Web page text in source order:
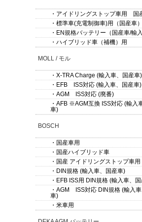
・アイドリングストップ車用 国
・標準車(充電制御車)用（国産車）
・EN規格バッテリー（国産車/輸入
・ハイブリッド車（補機）用
MOLL / モル
・X-TRA Charge (輸入車、国産車)
・EFB ISS対応 (輸入車、国産車)
・AGM ISS対応 (廃番)
・AFB ※AGM互換 ISS対応 (輸入
車)
BOSCH
・国産車用
・国産ハイブリッド車
・国産 アイドリングストップ車用
・DIN規格 (輸入車、国産車)
・EFB ISS用 DIN規格 (輸入車、
・AGM ISS対応 DIN規格 (輸入
車)
・米車用